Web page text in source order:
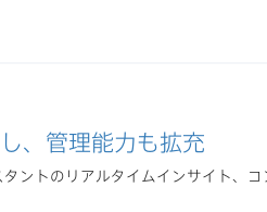
、管理能力も拡充
ントのリアルタイムインサイト、コ